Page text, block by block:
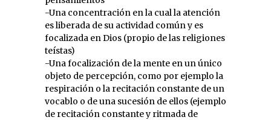
-Una concentración en la cual la atención
es liberada de su actividad común y es
focalizada en Dios (propio de las religiones
teístas)
-Una focalización de la mente en un único
objeto de percepción, como por ejemplo la
respiración o la recitación constante de un
vocablo o de una sucesión de ellos (ejemplo
de recitación constante y ritmada de